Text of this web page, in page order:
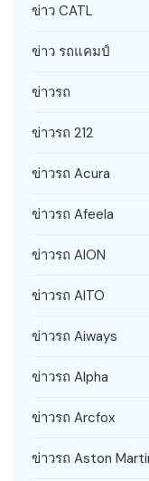
ข่าว CATL
ข่าว รถแคมป์
ข่าวรถ
ข่าวรถ 212
ข่าวรถ Acura
ข่าวรถ Afeela
ข่าวรถ AION
ข่าวรถ AITO
ข่าวรถ Aiways
ข่าวรถ Alpha
ข่าวรถ Arcfox
ข่าวรถ Aston